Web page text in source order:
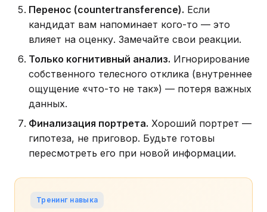
Перенос (countertransference). Если
кандидат вам напоминает кого-то — это
влияет на оценку. Замечайте свои реакции.
Только когнитивный анализ. Игнорирование
собственного телесного отклика (внутреннее
ощущение «что-то не так») — потеря важных
данных.
Финализация портрета. Хороший портрет —
гипотеза, не приговор. Будьте готовы
пересмотреть его при новой информации.
Тренинг навыка